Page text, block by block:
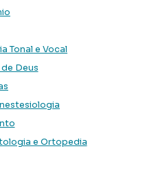
Tonal e Vocal
Deus
e Ortopedia